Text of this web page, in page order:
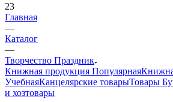
23
Главная
—
Каталог
—
Творчество Праздник
Книжная продукция Популярная
УчебнаяКанцелярские товарыТовары
и хозтовары